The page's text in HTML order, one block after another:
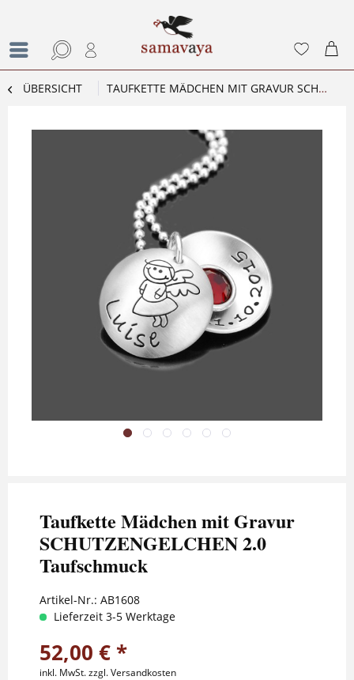
ÜBERSICHT TAUFKETTE MÄDCHEN MIT GRAVUR SCHUTZENGELCHEN 2.0 TAUFSCHMUCK
Taufkette Mädchen mit Gravur
SCHUTZENGELCHEN 2.0
Taufschmuck
Artikel-Nr.: AB1608
Lieferzeit 3-5 Werktage
52,00 € *
inkl. MwSt.zzgl. Versandkosten